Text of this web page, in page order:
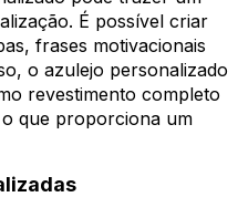
É possível criar
frases motivacionais
o azulejo personalizado
revestimento completo
que proporciona um